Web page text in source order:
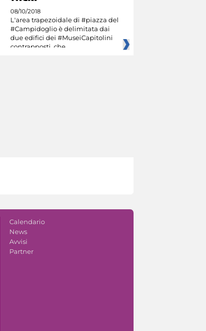
08/10/2018
L'area trapezoidale di #piazza del
#Campidoglio è delimitata dai
due edifici dei #MuseiCapitolini
contrapposti, che
Calendario
News
Avvisi
Partner